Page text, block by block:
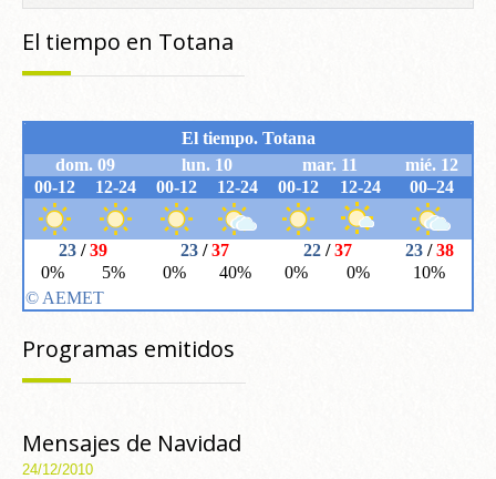
Programas emitidos
Mensajes de Navidad
24/12/2010
El tiempo en Totana